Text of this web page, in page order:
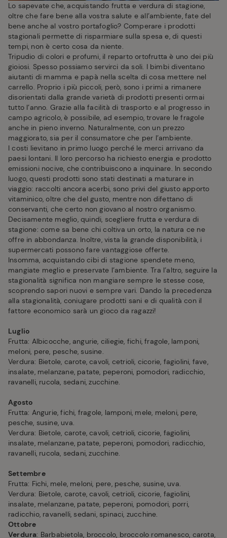
Lo sapevate che, acquistando frutta e verdura di stagione,
oltre che fare bene alla vostra salute e all’ambiente, fate del
bene anche al vostro portafoglio? Comperare i prodotti
stagionali permette di risparmiare sulla spesa e, di questi
tempi, non è certo cosa da niente.
Tripudio di colori e profumi, il reparto ortofrutta è uno dei più
gioiosi. Spesso possiamo servirci da soli. I bimbi diventano
aiutanti di mamma e papà nella scelta di cosa mettere nel
carrello. Proprio i più piccoli, però, sono i primi a rimanere
disorientati dalla grande varietà di prodotti presenti ormai
tutto l’anno. Grazie alla facilità di trasporto e al progresso in
campo agricolo, è possibile, ad esempio, trovare le fragole
anche in pieno inverno. Naturalmente, con un prezzo
maggiorato, sia per il consumatore che per l’ambiente.
I costi lievitano in primo luogo perché le merci arrivano da
paesi lontani. Il loro percorso ha richiesto energia e prodotto
emissioni nocive, che contribuiscono a inquinare. In secondo
luogo, questi prodotti sono stati destinati a maturare in
viaggio: raccolti ancora acerbi, sono privi del giusto apporto
vitaminico, oltre che del gusto, mentre non difettano di
conservanti, che certo non giovano al nostro organismo.
Decisamente meglio, quindi, scegliere frutta e verdura di
stagione: come sa bene chi coltiva un orto, la natura ce ne
offre in abbondanza. Inoltre, vista la grande disponibilità, i
supermercati possono fare vantaggiose offerte.
Insomma, acquistando cibi di stagione spendete meno,
mangiate meglio e preservate l’ambiente. Tra l’altro, seguire la
stagionalità significa non mangiare sempre le stesse cose,
scoprendo sapori nuovi e sempre vari. Dando la precedenza
alla stagionalità, coniugare prodotti sani e di qualità con il
fattore economico sarà un gioco da ragazzi!
Luglio
Frutta: Albicocche, angurie, ciliegie, fichi, fragole, lamponi,
meloni, pere, pesche, susine.
Verdura: Bietole, carote, cavoli, cetrioli, cicorie, fagiolini, fave,
insalate, melanzane, patate, peperoni, pomodori, radicchio,
ravanelli, rucola, sedani, zucchine.
Agosto
Frutta: Angurie, fichi, fragole, lamponi, mele, meloni, pere,
pesche, susine, uva.
Verdura: Bietole, carote, cavoli, cetrioli, cicorie, fagiolini,
insalate, melanzane, patate, peperoni, pomodori, radicchio,
ravanelli, rucola, sedani, zucchine.
Settembre
Frutta: Fichi, mele, meloni, pere, pesche, susine, uva.
Verdura: Bietole, carote, cavoli, cetrioli, cicorie, fagiolini,
insalate, melanzane, patate, peperoni, pomodori, porri,
radicchio, ravanelli, sedani, spinaci, zucchine.
Ottobre
Verdura: Barbabietola, broccolo, broccolo romanesco, carota,